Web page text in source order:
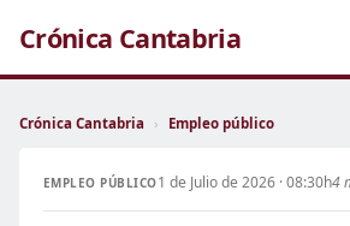
Crónica Cantabria
Crónica Cantabria › Empleo público
EMPLEO PÚBLICO1 de Julio de 2026 · 08:30h4